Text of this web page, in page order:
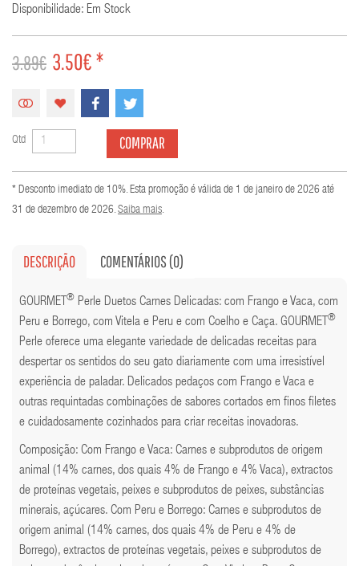
Disponibilidade: Em Stock
3.89€ 3.50€ *
Qtd COMPRAR
* Desconto imediato de 10%. Esta promoção é válida de 1 de janeiro de 2026 até
31 de dezembro de 2026.Saiba mais.
DESCRIÇÃO COMENTÁRIOS (0)
GOURMET® Perle Duetos Carnes Delicadas: com Frango e Vaca, com
Peru e Borrego, com Vitela e Peru e com Coelho e Caça. GOURMET®
Perle oferece uma elegante variedade de delicadas receitas para
despertar os sentidos do seu gato diariamente com uma irresistível
experiência de paladar. Delicados pedaços com Frango e Vaca e
outras requintadas combinações de sabores cortados em finos filetes
e cuidadosamente cozinhados para criar receitas inovadoras.
Composição: Com Frango e Vaca: Carnes e subprodutos de origem
animal (14% carnes, dos quais 4% de Frango e 4% Vaca), extractos
de proteínas vegetais, peixes e subprodutos de peixes, substâncias
minerais, açúcares. Com Peru e Borrego: Carnes e subprodutos de
origem animal (14% carnes, dos quais 4% de Peru e 4% de
Borrego), extractos de proteínas vegetais, peixes e subprodutos de